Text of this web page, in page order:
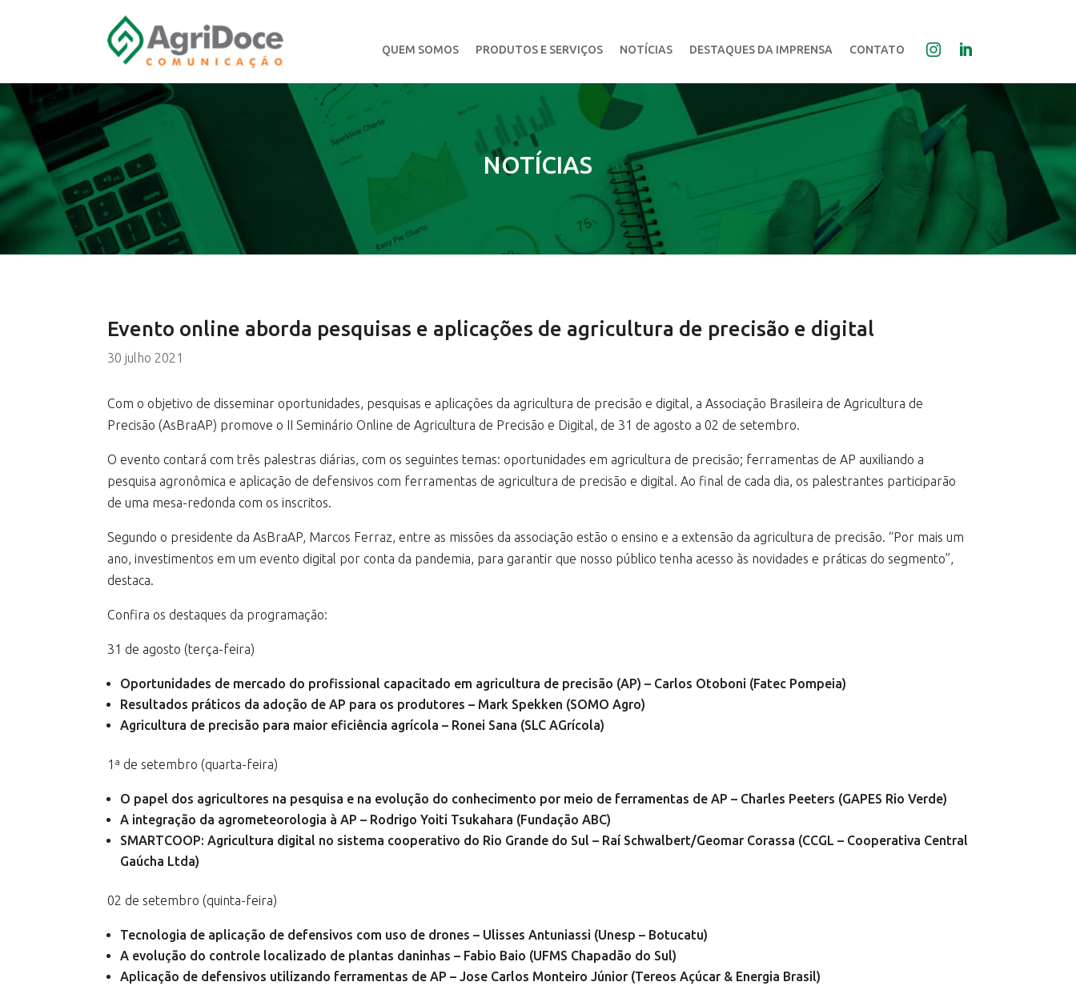
QUEM SOMOS PRODUTOS E SERVIÇOS NOTÍCIAS DESTAQUES DA IMPRENSA CONTATO
NOTÍCIAS
Evento online aborda pesquisas e aplicações de agricultura de precisão e digital
30 julho 2021
Com o objetivo de disseminar oportunidades, pesquisas e aplicações da agricultura de precisão e digital, a Associação Brasileira de Agricultura de
Precisão (AsBraAP) promove o II Seminário Online de Agricultura de Precisão e Digital, de 31 de agosto a 02 de setembro.
O evento contará com três palestras diárias, com os seguintes temas: oportunidades em agricultura de precisão; ferramentas de AP auxiliando a
pesquisa agronômica e aplicação de defensivos com ferramentas de agricultura de precisão e digital. Ao final de cada dia, os palestrantes participarão
de uma mesa-redonda com os inscritos.
Segundo o presidente da AsBraAP, Marcos Ferraz, entre as missões da associação estão o ensino e a extensão da agricultura de precisão. “Por mais um
ano, investimentos em um evento digital por conta da pandemia, para garantir que nosso público tenha acesso às novidades e práticas do segmento”,
destaca.
Confira os destaques da programação:
31 de agosto (terça-feira)
Oportunidades de mercado do profissional capacitado em agricultura de precisão (AP) – Carlos Otoboni (Fatec Pompeia)
Resultados práticos da adoção de AP para os produtores – Mark Spekken (SOMO Agro)
Agricultura de precisão para maior eficiência agrícola – Ronei Sana (SLC AGrícola)
1ª de setembro (quarta-feira)
O papel dos agricultores na pesquisa e na evolução do conhecimento por meio de ferramentas de AP – Charles Peeters (GAPES Rio Verde)
A integração da agrometeorologia à AP – Rodrigo Yoiti Tsukahara (Fundação ABC)
SMARTCOOP: Agricultura digital no sistema cooperativo do Rio Grande do Sul – Raí Schwalbert/Geomar Corassa (CCGL – Cooperativa Central
Gaúcha Ltda)
02 de setembro (quinta-feira)
Tecnologia de aplicação de defensivos com uso de drones – Ulisses Antuniassi (Unesp – Botucatu)
A evolução do controle localizado de plantas daninhas – Fabio Baio (UFMS Chapadão do Sul)
Aplicação de defensivos utilizando ferramentas de AP – Jose Carlos Monteiro Júnior (Tereos Açúcar & Energia Brasil)